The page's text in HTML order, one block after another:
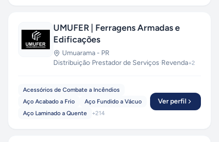
UMUFER | Ferragens Armadas e
Edificações
Umuarama - PR
Distribuição·Prestador de Serviços·Revenda+2
Acessórios de Combate a Incêndios
Aço Acabado a Frio
Aço Fundido a Vácuo
Aço Laminado a Quente
+214
Ver perfil